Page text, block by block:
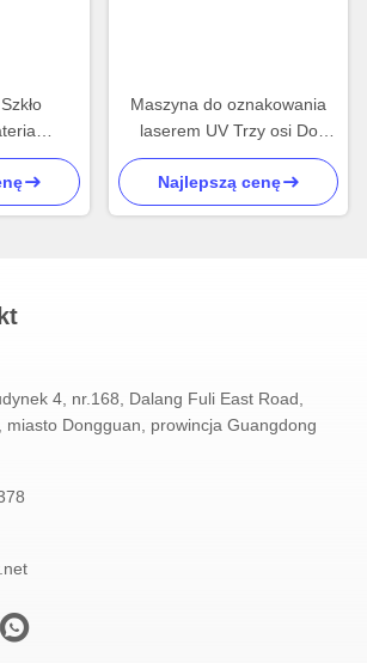
Maszyna do oznakowania
laserem UV Trzy osi Do
drukowania porcelanowego
szkła, cięcia powierzchni
metalu
Najlepszą cenę
4, nr.168, Dalang Fuli East Road,
miasto Dongguan, prowincja Guangdong